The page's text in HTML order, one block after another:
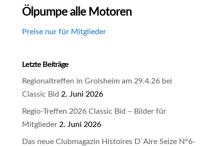
Ölpumpe alle Motoren
Preise nur für Mitglieder
Letzte Beiträge
Regionaltreffen in Grolsheim am 29.4.26 bei
Classic Bid 2. Juni 2026
Regio-Treffen 2026 Classic Bid – Bilder für
Mitglieder 2. Juni 2026
Das neue Clubmagazin Histoires D`Aire Seize N°6-